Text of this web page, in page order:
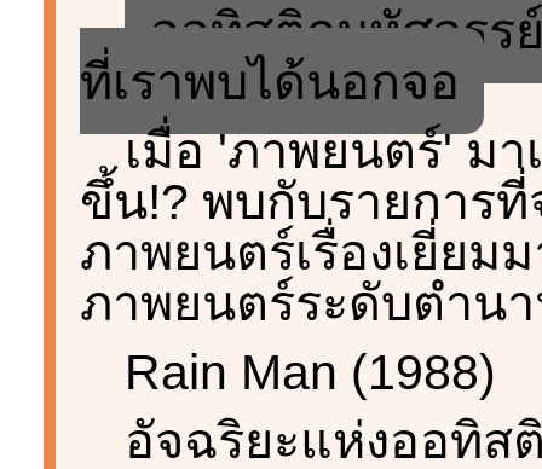
ออทิสติกมหัศจรร
ที่เราพบได้นอกจอ
เมื่อ 'ภาพยนตร์' มา
ขึ้น!? พบกับรายการ
ภาพยนตร์เรื่องเยี่ยม
ภาพยนตร์ระดับตำน
Rain Man (1988)
อัจฉริยะแห่งออทิส